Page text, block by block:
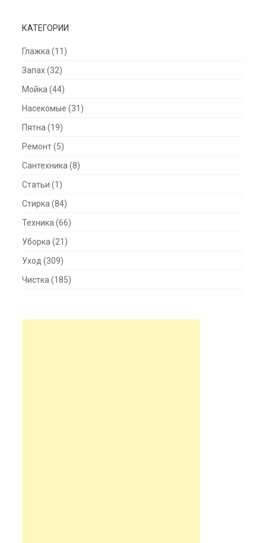
КАТЕГОРИИ
Глажка (11)
Запах(32)
Мойка (44)
Насекомые (31)
Пятна (19)
Ремонт(5)
Сантехника (8)
Статьи (1)
Стирка (84)
Техника (66)
Уборка (21)
Уход (309)
Чистка (185)